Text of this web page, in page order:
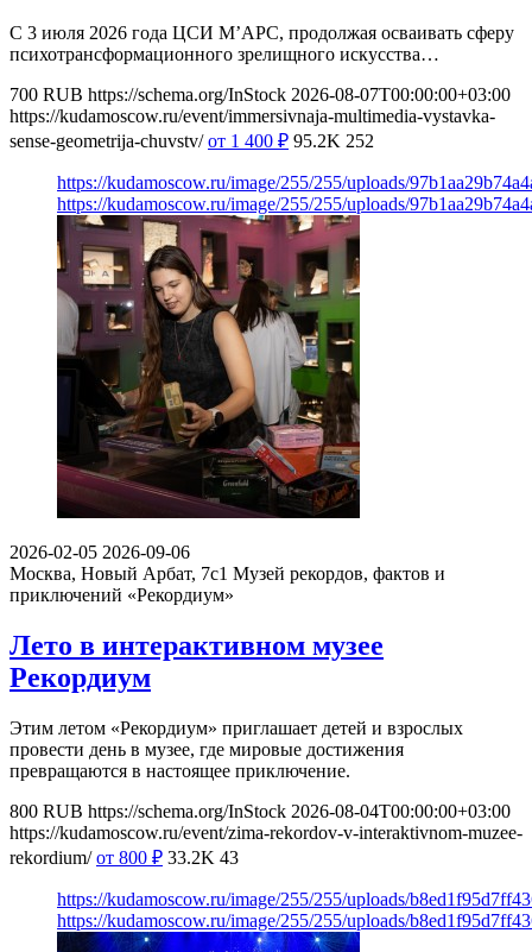
С 3 июля 2026 года ЦСИ М’АРС, продолжая осваивать сферу
психотрансформационного зрелищного искусства…
700 RUB https://schema.org/InStock 2026-08-07T00:00:00+03:00
https://kudamoscow.ru/event/immersivnaja-multimedia-vystavka-
sense-geometrija-chuvstv/ от 1 400 ₽ 95.2K 252
https://kudamoscow.ru/image/255/255/uploads/
https://kudamoscow.ru/image/255/255/uploads/
2026-02-05 2026-09-06
Москва, Новый Арбат, 7с1 Музей рекордов, фактов и
приключений «Рекордиум»
Лето в интерактивном музее
Рекордиум
Этим летом «Рекордиум» приглашает детей и взрослых
провести день в музее, где мировые достижения
превращаются в настоящее приключение.
800 RUB https://schema.org/InStock 2026-08-04T00:00:00+03:00
https://kudamoscow.ru/event/zima-rekordov-v-interaktivnom-muzee-
rekordium/ от 800 ₽ 33.2K 43
https://kudamoscow.ru/image/255/255/uploads/
https://kudamoscow.ru/image/255/255/uploads/